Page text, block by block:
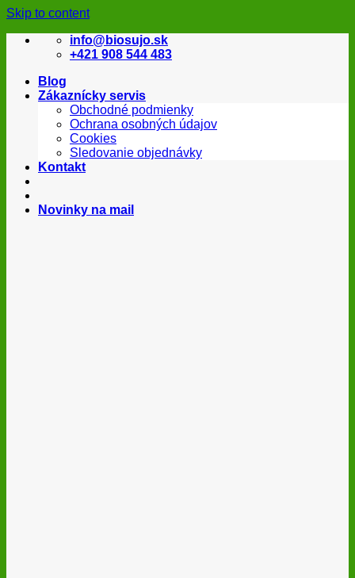
Skip to content
info@biosujo.sk
+421 908 544 483
Blog
Zákaznícky servis
Obchodné podmienky
Ochrana osobných údajov
Cookies
Sledovanie objednávky
Kontakt
Novinky na mail